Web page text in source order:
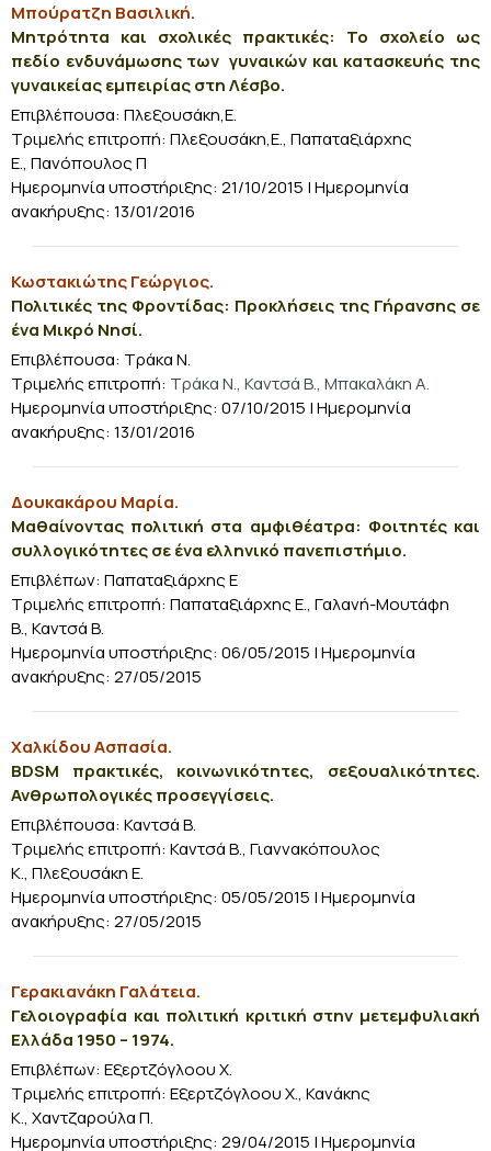
Μπούρατζη Βασιλική.
Μητρότητα και σχολικές πρακτικές: Το σχολείο ως
πεδίο ενδυνάμωσης των γυναικών και κατασκευής της
γυναικείας εμπειρίας στη Λέσβο.
Επιβλέπουσα: Πλεξουσάκη,Ε.
Τριμελής επιτροπή: Πλεξουσάκη,Ε., Παπαταξιάρχης
Ε., Πανόπουλος Π
Ημερομηνία υποστήριξης: 21/10/2015 | Ημερομηνία
ανακήρυξης: 13/01/2016
Κωστακιώτης Γεώργιος.
Πολιτικές της Φροντίδας: Προκλήσεις της Γήρανσης σε
ένα Μικρό Νησί.
Επιβλέπουσα: Τράκα Ν.
Τριμελής επιτροπή: Τράκα Ν., Καντσά Β., Μπακαλάκη Α.
Ημερομηνία υποστήριξης: 07/10/2015 | Ημερομηνία
ανακήρυξης: 13/01/2016
Δουκακάρου Μαρία.
Μαθαίνοντας πολιτική στα αμφιθέατρα: Φοιτητές και
συλλογικότητες σε ένα ελληνικό πανεπιστήμιο.
Επιβλέπων: Παπαταξιάρχης Ε
Τριμελής επιτροπή: Παπαταξιάρχης Ε., Γαλανή-Μουτάφη
Β., Καντσά Β.
Ημερομηνία υποστήριξης: 06/05/2015 | Ημερομηνία
ανακήρυξης: 27/05/2015
Χαλκίδου Ασπασία.
BDSM πρακτικές, κοινωνικότητες, σεξουαλικότητες.
Ανθρωπολογικές προσεγγίσεις.
Επιβλέπουσα: Καντσά Β.
Τριμελής επιτροπή: Καντσά Β., Γιαννακόπουλος
Κ., Πλεξουσάκη Ε.
Ημερομηνία υποστήριξης: 05/05/2015 | Ημερομηνία
ανακήρυξης: 27/05/2015
Γερακιανάκη Γαλάτεια.
Γελοιογραφία και πολιτική κριτική στην μετεμφυλιακή
Ελλάδα 1950 – 1974.
Επιβλέπων: Εξερτζόγλοου Χ.
Τριμελής επιτροπή: Εξερτζόγλοου Χ., Κανάκης
Κ., Χαντζαρούλα Π.
Ημερομηνία υποστήριξης: 29/04/2015 | Ημερομηνία